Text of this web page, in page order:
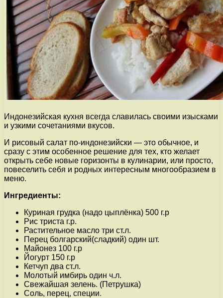
Индонезийская кухня всегда славилась своими изысками
и узкими сочетаниями вкусов.
И рисовый салат по-индонезийски — это обычное, и
сразу с этим особенное решение для тех, кто желает
открыть себе новые горизонты в кулинарии, или просто,
повеселить себя и родных интересным многообразием в
меню.
Ингредиенты:
Куриная грудка (надо цыплёнка) 500 г.р
Рис триста г.р.
Растительное масло три ст.л.
Перец болгарский(сладкий) один шт.
Майонез 100 г.р
Йогурт 150 г.р
Кетчуп два ст.л.
Молотый имбирь один ч.л.
Свежайшая зелень. (Петрушка)
Соль, перец, специи.